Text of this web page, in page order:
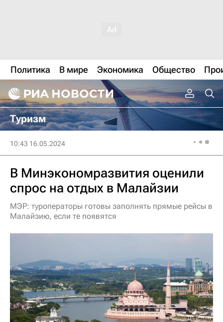
Политика В мире Экономика Общество
Туризм
10:43 16.05.2024
В Минэкономразвития оценили
спрос на отдых в Малайзии
МЭР: туроператоры готовы заполнять прямые рейсы в
Малайзию, если те появятся